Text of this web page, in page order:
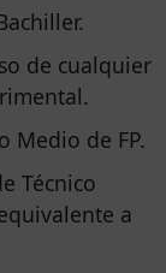
de cualquier
Medio de FP.
Técnico
a